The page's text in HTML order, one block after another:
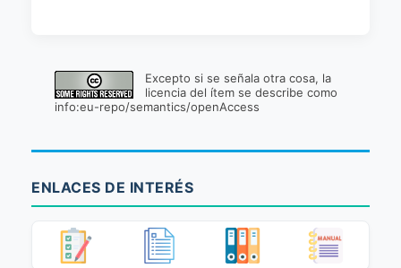
Excepto si se señala otra cosa, la
licencia del ítem se describe como
info:eu-repo/semantics/openAccess
ENLACES DE INTERÉS